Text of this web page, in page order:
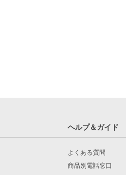
ヘルプ＆ガイド
よくある質問
商品別電話窓口